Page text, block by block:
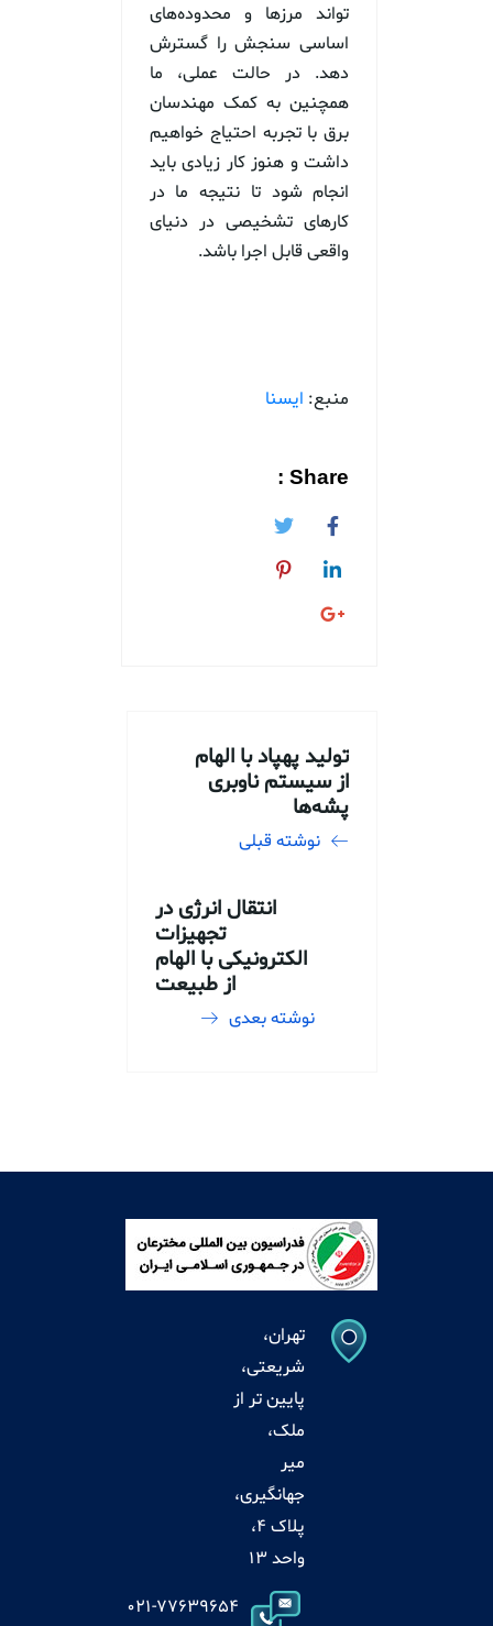
تواند مرزها و محدوده‌های
اساسی سنجش را گسترش
دهد. در حالت عملی، ما
همچنین به کمک مهندسان
برق با تجربه احتیاج خواهیم
داشت و هنوز کار زیادی باید
انجام شود تا نتیجه ما در
کارهای تشخیصی در دنیای
واقعی قابل اجرا باشد.
منبع: ایسنا
Share :
تولید پهپاد با الهام
از سیستم ناوبری
پشه‌ها
نوشته قبلی
انتقال انرژی در
تجهیزات
الکترونیکی با الهام
از طبیعت
نوشته بعدی
تهران،
شریعتی،
پایین تر از
ملک،
میر
جهانگیری،
پلاک 4،
واحد 13
021-77639654